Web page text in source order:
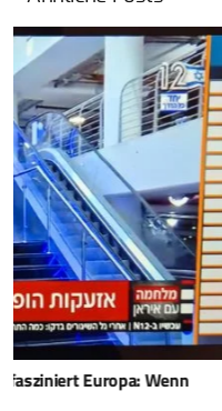
David’s Sling nach